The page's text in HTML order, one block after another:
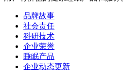
品牌故事
社会责任
科研技术
企业荣誉
睡眠产品
企业动态更新